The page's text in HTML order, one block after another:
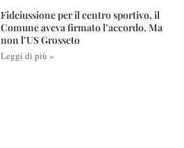
Fideiussione per il centro sportivo, il
Comune aveva firmato l’accordo. Ma
non l’US Grosseto
Leggi di più »